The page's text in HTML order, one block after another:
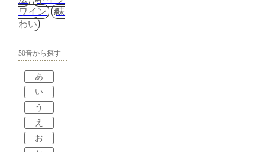
ワイン
味
わい
50音から探す
あ
い
う
え
お